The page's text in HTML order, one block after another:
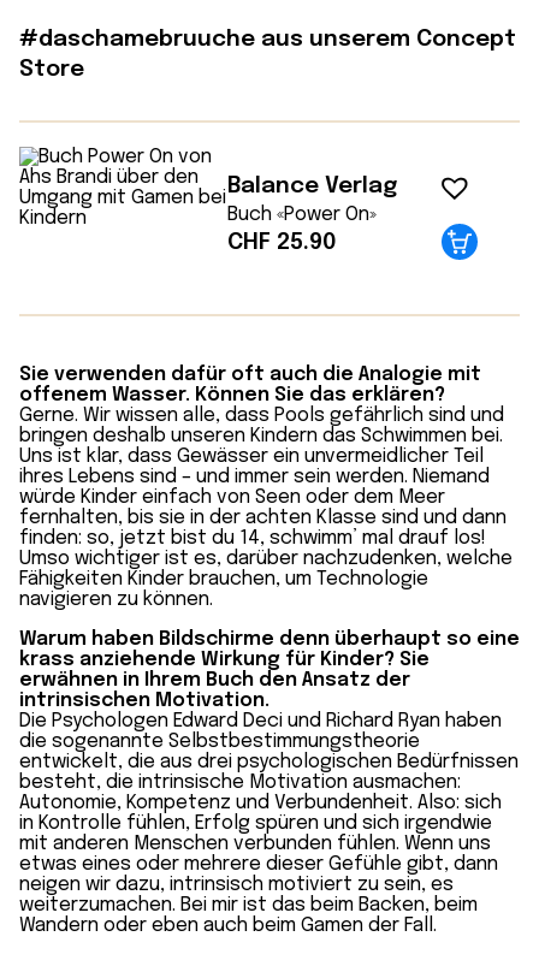
#daschamebruuche aus unserem Concept
Store
Balance Verlag
Buch «Power On»
CHF 25.90
Sie verwenden dafür oft auch die Analogie mit
offenem Wasser. Können Sie das erklären?
Gerne. Wir wissen alle, dass Pools gefährlich sind und
bringen deshalb unseren Kindern das Schwimmen bei.
Uns ist klar, dass Gewässer ein unvermeidlicher Teil
ihres Lebens sind – und immer sein werden. Niemand
würde Kinder einfach von Seen oder dem Meer
fernhalten, bis sie in der achten Klasse sind und dann
finden: so, jetzt bist du 14, schwimm’ mal drauf los!
Umso wichtiger ist es, darüber nachzudenken, welche
Fähigkeiten Kinder brauchen, um Technologie
navigieren zu können.
Warum haben Bildschirme denn überhaupt so eine
krass anziehende Wirkung für Kinder? Sie
erwähnen in Ihrem Buch den Ansatz der
intrinsischen Motivation.
Die Psychologen Edward Deci und Richard Ryan haben
die sogenannte Selbstbestimmungstheorie
entwickelt, die aus drei psychologischen Bedürfnissen
besteht, die intrinsische Motivation ausmachen:
Autonomie, Kompetenz und Verbundenheit. Also: sich
in Kontrolle fühlen, Erfolg spüren und sich irgendwie
mit anderen Menschen verbunden fühlen. Wenn uns
etwas eines oder mehrere dieser Gefühle gibt, dann
neigen wir dazu, intrinsisch motiviert zu sein, es
weiterzumachen. Bei mir ist das beim Backen, beim
Wandern oder eben auch beim Gamen der Fall.